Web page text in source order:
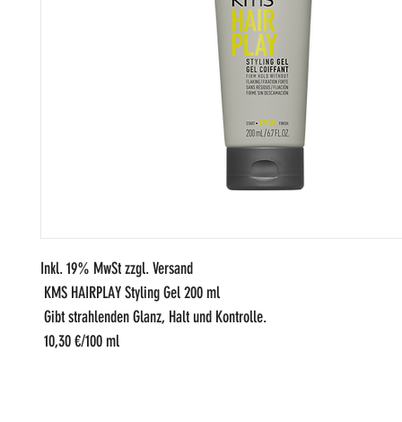
Inkl. 19% MwSt zzgl. Versand
KMS HAIRPLAY Styling Gel 200 ml
Gibt strahlenden Glanz, Halt und Kontrolle.
10,30 €/100 ml